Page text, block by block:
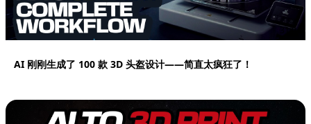
31:04
AI 刚刚生成了 100 款 3D 头盔设计——简直太疯狂了！